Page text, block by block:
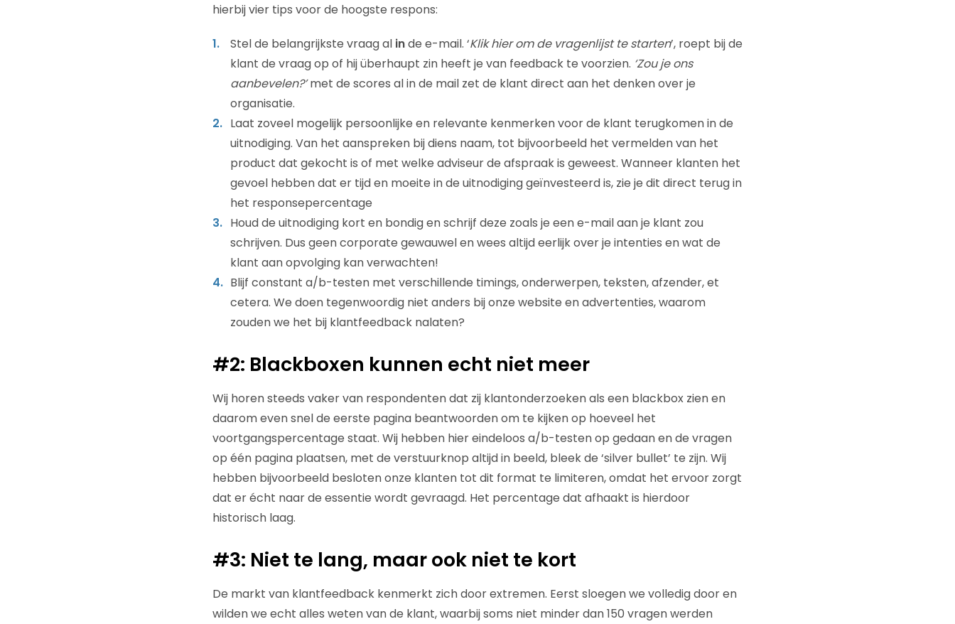
hierbij vier tips voor de hoogste respons:
Stel de belangrijkste vraag al inde e-mail. ‘Klik hier om de vragenlijst te starten’, roept bij de
klant de vraag op of hij überhaupt zin heeft je van feedback te voorzien. ‘Zou je ons
aanbevelen?’met de scores al in de mail zet de klant direct aan het denken over je
organisatie.
Laat zoveel mogelijk persoonlijke en relevante kenmerken voor de klant terugkomen in de
uitnodiging. Van het aanspreken bij diens naam, tot bijvoorbeeld het vermelden van het
product dat gekocht is of met welke adviseur de afspraak is geweest. Wanneer klanten het
gevoel hebben dat er tijd en moeite in de uitnodiging geïnvesteerd is, zie je dit direct terug in
het responsepercentage
Houd de uitnodiging kort en bondig en schrijf deze zoals je een e-mail aan je klant zou
schrijven. Dus geen corporate gewauwel en wees altijd eerlijk over je intenties en wat de
klant aan opvolging kan verwachten!
Blijf constant a/b-testen met verschillende timings, onderwerpen, teksten, afzender, et
cetera. We doen tegenwoordig niet anders bij onze website en advertenties, waarom
zouden we het bij klantfeedback nalaten?
#2: Blackboxen kunnen echt niet meer
Wij horen steeds vaker van respondenten dat zij klantonderzoeken als een blackbox zien en
daarom even snel de eerste pagina beantwoorden om te kijken op hoeveel het
voortgangspercentage staat. Wij hebben hier eindeloos a/b-testen op gedaan en de vragen
op één pagina plaatsen, met de verstuurknop altijd in beeld, bleek de ‘silver bullet’ te zijn. Wij
hebben bijvoorbeeld besloten onze klanten tot dit format te limiteren, omdat het ervoor zorgt
dat er écht naar de essentie wordt gevraagd. Het percentage dat afhaakt is hierdoor
historisch laag.
#3: Niet te lang, maar ook niet te kort
De markt van klantfeedback kenmerkt zich door extremen. Eerst sloegen we volledig door en
wilden we echt alles weten van de klant, waarbij soms niet minder dan 150 vragen werden